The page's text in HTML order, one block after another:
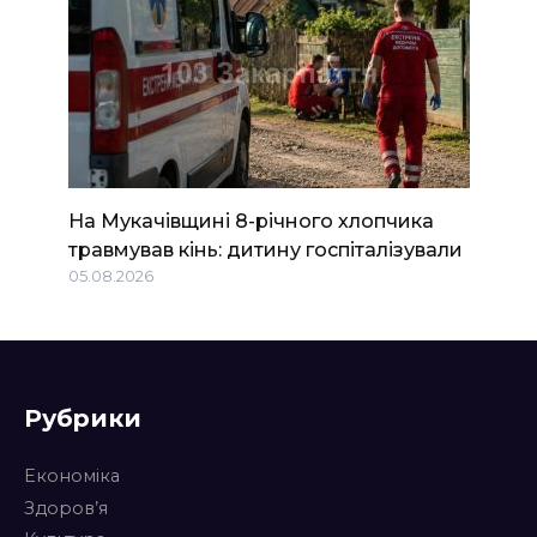
На Мукачівщині 8-річного хлопчика
травмував кінь: дитину госпіталізували
05.08.2026
Рубрики
Економіка
Здоров’я